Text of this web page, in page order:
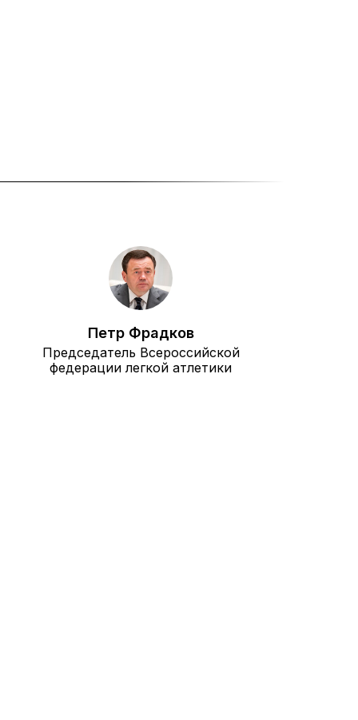
Петр Фрадков
Председатель Всероссийской
федерации легкой атлетики